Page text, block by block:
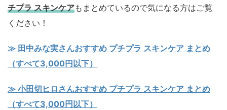
チプラ スキンケアもまとめているので気になる方はご覧
ください！
≫ 田中みな実さんおすすめ プチプラ スキンケア まとめ
（すべて3,000円以下）
≫ 小田切ヒロさんおすすめ プチプラ スキンケア まとめ
（すべて3,000円以下）